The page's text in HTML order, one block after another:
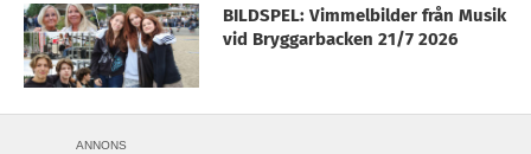
BILDSPEL: Vimmelbilder från Musik
vid Bryggarbacken 21/7 2026
ANNONS